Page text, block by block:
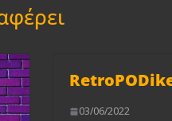
03/06/2022